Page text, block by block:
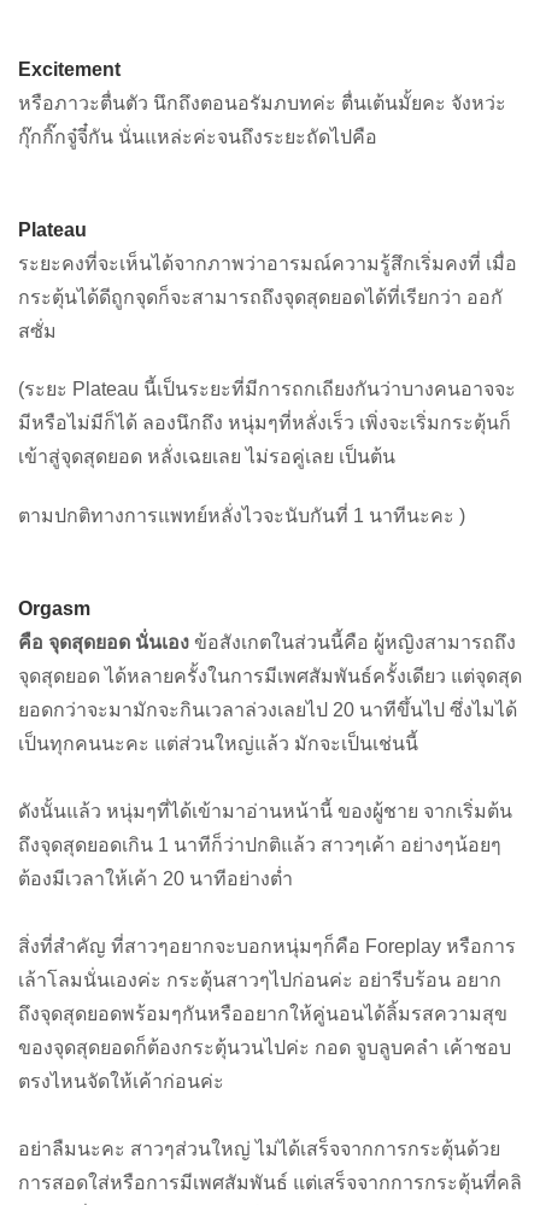
Excitement
หรือภาวะตื่นตัว นึกถึงตอนอรัมภบทค่ะ ตื่นเต้นมั้ยคะ จังหว่ะ
กุ๊กกิ๊กจู๋จี๋กัน นั่นแหล่ะค่ะจนถึงระยะถัดไปคือ
Plateau
ระยะคงที่จะเห็นได้จากภาพว่าอารมณ์ความรู้สึกเริ่มคงที่ เมื่อ
กระตุ้นได้ดีถูกจุดก็จะสามารถถึงจุดสุดยอดได้ที่เรียกว่า ออกั
สซั่ม
(ระยะ Plateau นี้เป็นระยะที่มีการถกเถียงกันว่าบางคนอาจจะ
มีหรือไม่มีก็ได้ ลองนึกถึง หนุ่มๆที่หลั่งเร็ว เพิ่งจะเริ่มกระตุ้นก็
เข้าสู่จุดสุดยอด หลั่งเฉยเลย ไม่รอคู่เลย เป็นต้น
ตามปกติทางการแพทย์หลั่งไวจะนับกันที่ 1 นาทีนะคะ )
Orgasm
คือ จุดสุดยอด นั่นเอง ข้อสังเกตในส่วนนี้คือ ผู้หญิงสามารถถึง
จุดสุดยอด ได้หลายครั้งในการมีเพศสัมพันธ์ครั้งเดียว แต่จุดสุด
ยอดกว่าจะมามักจะกินเวลาล่วงเลยไป 20 นาทีขึ้นไป ซึ่งไมได้
เป็นทุกคนนะคะ แต่ส่วนใหญ่แล้ว มักจะเป็นเช่นนี้
ดังนั้นแล้ว หนุ่มๆที่ได้เข้ามาอ่านหน้านี้ ของผู้ชาย จากเริ่มต้น
ถึงจุดสุดยอดเกิน 1 นาทีก็ว่าปกติแล้ว สาวๆเค้า อย่างๆน้อยๆ
ต้องมีเวลาให้เค้า 20 นาทีอย่างต่ำ
สิ่งที่สำคัญ ที่สาวๆอยากจะบอกหนุ่มๆก็คือ Foreplay หรือการ
เล้าโลมนั่นเองค่ะ กระตุ้นสาวๆไปก่อนค่ะ อย่ารีบร้อน อยาก
ถึงจุดสุดยอดพร้อมๆกันหรืออยากให้คู่นอนได้ลิ้มรสความสุข
ของจุดสุดยอดก็ต้องกระตุ้นวนไปค่ะ กอด จูบลูบคลำ เค้าชอบ
ตรงไหนจัดให้เค้าก่อนค่ะ
อย่าลืมนะคะ สาวๆส่วนใหญ่ ไม่ได้เสร็จจากการกระตุ้นด้วย
การสอดใส่หรือการมีเพศสัมพันธ์ แต่เสร็จจากการกระตุ้นที่คลิ